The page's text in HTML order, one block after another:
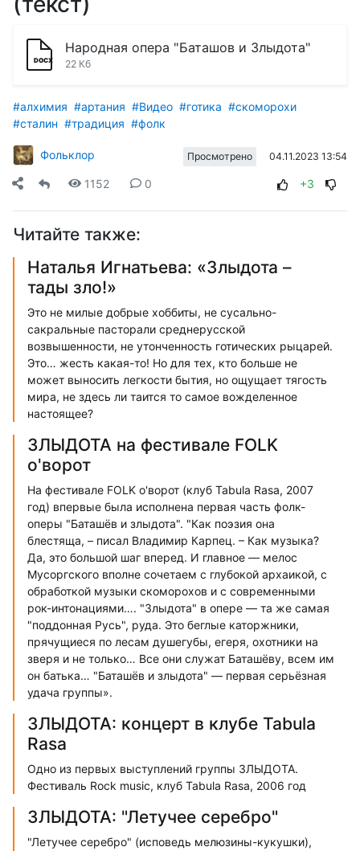
Народная опера "Баташов и Злыдота"
22 Кб
#алхимия #артания #Видео #готика #скоморохи
#сталин #традиция #фолк
Фольклор Просмотрено 04.11.2023 13:54
1152 0 +3
Читайте также:
Наталья Игнатьева: «Злыдота –
тады зло!»
Это не милые добрые хоббиты, не сусально-
сакральные пасторали среднерусской
возвышенности, не утонченность готических рыцарей.
Это… жесть какая-то! Но для тех, кто больше не
может выносить легкости бытия, но ощущает тягость
мира, не здесь ли таится то самое вожделенное
настоящее?
ЗЛЫДОТА на фестивале FOLK
o'ворот
На фестивале FOLK o'ворот (клуб Tabula Rasa, 2007
год) впервые была исполнена первая часть фолк-
оперы "Баташёв и злыдота". "Как поэзия она
блестяща, – писал Владимир Карпец. – Как музыка?
Да, это большой шаг вперед. И главное — мелос
Мусоргского вполне сочетаем с глубокой архаикой, с
обработкой музыки скоморохов и с современными
рок-интонациями…. "Злыдота" в опере — та же самая
"поддонная Русь", руда. Это беглые каторжники,
прячущиеся по лесам душегубы, егеря, охотники на
зверя и не только… Все они служат Баташёву, всем им
он батька… "Баташёв и злыдота" — первая серьёзная
удача группы».
ЗЛЫДОТА: концерт в клубе Tabula
Rasa
Одно из первых выступлений группы ЗЛЫДОТА.
Фестиваль Rock music, клуб Tabula Rasa, 2006 год
ЗЛЫДОТА: "Летучее серебро"
"Летучее серебро" (исповедь мелюзины-кукушки),